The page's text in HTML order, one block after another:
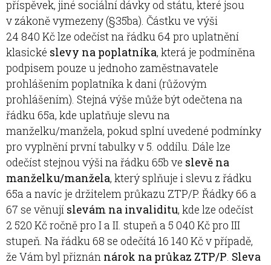
příspěvek, jiné sociální dávky od státu, které jsou
v zákoně vymezeny (§35ba). Částku ve výši
24 840 Kč lze odečíst na řádku 64 pro uplatnění
klasické slevy na poplatníka, která je podmíněna
podpisem pouze u jednoho zaměstnavatele
prohlášením poplatníka k dani (růžovým
prohlášením). Stejná výše může být odečtena na
řádku 65a, kde uplatňuje slevu na
manželku/manžela, pokud splní uvedené podmínky
pro vyplnění první tabulky v 5. oddílu. Dále lze
odečíst stejnou výši na řádku 65b ve slevě na
manželku/manžela, který splňuje i slevu z řádku
65a a navíc je držitelem průkazu ZTP/P. Řádky 66 a
67 se věnují slevám na invaliditu, kde lze odečíst
2 520 Kč ročně pro I a II. stupeň a 5 040 Kč pro III
stupeň. Na řádku 68 se odečítá 16 140 Kč v případě,
že Vám byl přiznán nárok na průkaz ZTP/P. Sleva